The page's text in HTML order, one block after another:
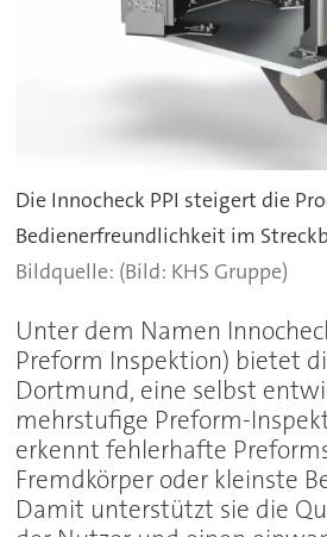
Die Innocheck PPI steigert die
Bedienerfreundlichkeit im
(Bild: KHS Gruppe)
Unter dem Namen
Preform Inspektion) bietet
Dortmund, eine selbst
mehrstufige Preform-
erkennt fehlerhafte
Fremdkörper oder kleinste
Damit unterstützt sie die